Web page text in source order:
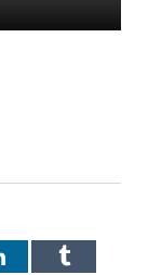
LinkedInTumblr